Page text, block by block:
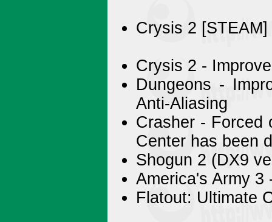
Crysis 2
Crysis 2 -
Dungeons -
Anti-Aliasing
Crasher - Forced
Center has been
Shogun 2 (DX9
America's Army 3
Flatout: Ultimate